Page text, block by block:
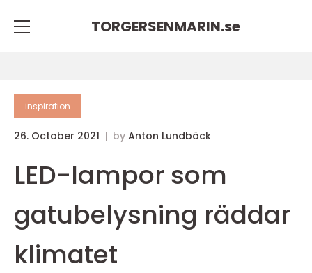
TORGERSENMARIN.se
inspiration
26. October 2021 by Anton Lundbäck
LED-lampor som
gatubelysning räddar
klimatet